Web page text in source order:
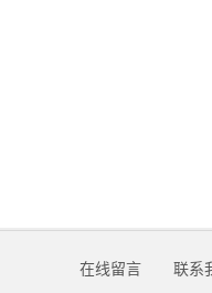
在线留言 联系